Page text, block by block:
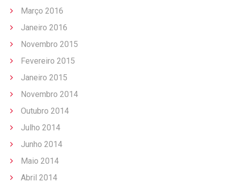
Março 2016
Janeiro 2016
Novembro 2015
Fevereiro 2015
Janeiro 2015
Novembro 2014
Outubro 2014
Julho 2014
Junho 2014
Maio 2014
Abril 2014